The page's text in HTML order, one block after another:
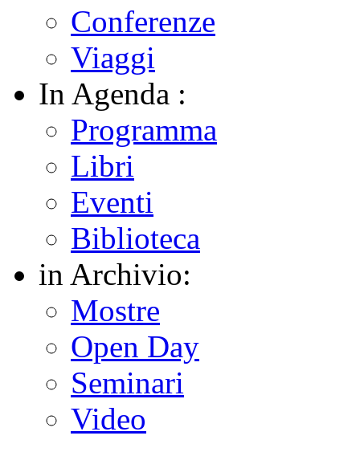
Conferenze
Viaggi
In Agenda :
Programma
Libri
Eventi
Biblioteca
in Archivio:
Mostre
Open Day
Seminari
Video